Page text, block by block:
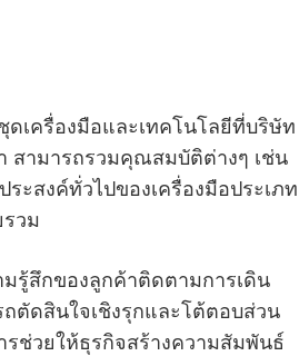
ดเครื่องมือและเทคโนโลยีที่บริษัท
สามารถรวมคุณสมบัติต่างๆ เช่น
ะสงค์ทั่วไปของเครื่องมือประเภท
วม
รู้สึกของลูกค้าติดตามการเดิน
ตัดสินใจเชิงรุกและโต้ตอบส่วน
ช่วยให้ธุรกิจสร้างความสัมพันธ์